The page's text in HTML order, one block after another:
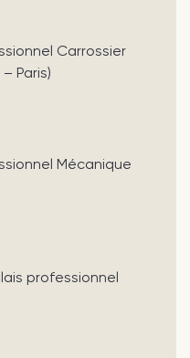
Carrossier
Paris)
Mécanique
professionnel